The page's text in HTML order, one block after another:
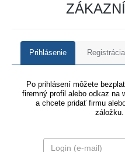
Prihlásenie Registrácia
Po prihlásení môžete
firemný profil alebo odkaz na
a chcete pridať firmu
záložku.